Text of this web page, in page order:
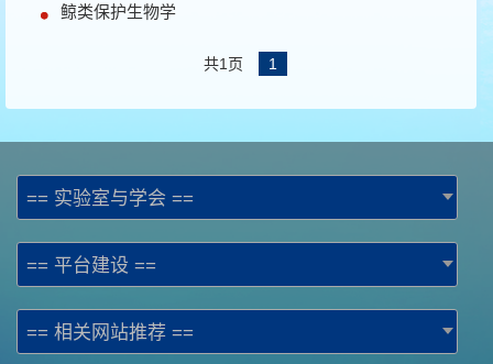
鲸类保护生物学
共1页 1
== 实验室与学会 ==
== 平台建设 ==
== 相关网站推荐 ==